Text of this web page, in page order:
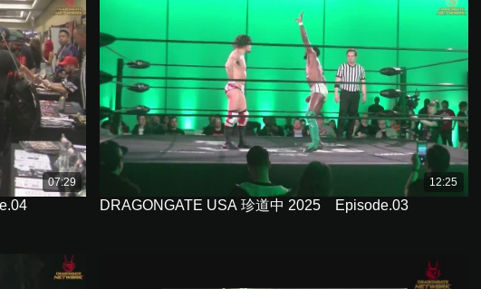
07:29 12:25
DRAGONGATE USA 珍道中 2025 Episode.03